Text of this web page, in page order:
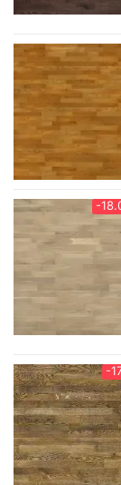
-
-